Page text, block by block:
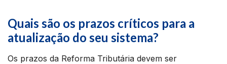
Quais são os prazos críticos para a
atualização do seu sistema?
Os prazos da Reforma Tributária devem ser